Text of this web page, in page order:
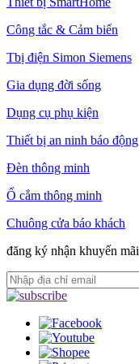
Công tắc & Cảm biến
Tbị điện Simon Siemens
Gia dụng đời sống
Dụng cụ phụ kiện
Thiết bị an ninh báo động
Đèn thông minh
Ổ cắm thông minh
Chuông cửa báo khách
đăng ký nhận khuyến mãi